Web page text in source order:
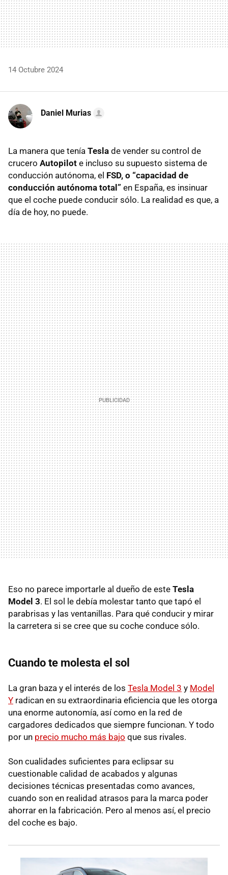
14 Octubre 2024
Daniel Murias
La manera que tenía Tesla de vender su control de
crucero Autopilot e incluso su supuesto sistema de
conducción autónoma, el FSD, o “capacidad de
conducción autónoma total” en España, es insinuar
que el coche puede conducir sólo. La realidad es que, a
día de hoy, no puede.
Eso no parece importarle al dueño de este Tesla
Model 3. El sol le debía molestar tanto que tapó el
parabrisas y las ventanillas. Para qué conducir y mirar
la carretera si se cree que su coche conduce sólo.
Cuando te molesta el sol
La gran baza y el interés de los Tesla Model 3 y Model
Y radican en su extraordinaria eficiencia que les otorga
una enorme autonomía, así como en la red de
cargadores dedicados que siempre funcionan. Y todo
por un precio mucho más bajo que sus rivales.
Son cualidades suficientes para eclipsar su
cuestionable calidad de acabados y algunas
decisiones técnicas presentadas como avances,
cuando son en realidad atrasos para la marca poder
ahorrar en la fabricación. Pero al menos así, el precio
del coche es bajo.